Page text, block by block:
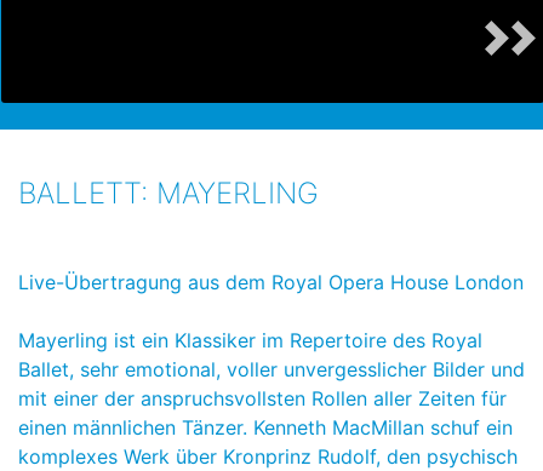
BALLETT: MAYERLING
Live-Übertragung aus dem Royal Opera House London
Mayerling ist ein Klassiker im Repertoire des Royal
Ballet, sehr emotional, voller unvergesslicher Bilder und
mit einer der anspruchsvollsten Rollen aller Zeiten für
einen männlichen Tänzer. Kenneth MacMillan schuf ein
komplexes Werk über Kronprinz Rudolf, den psychisch